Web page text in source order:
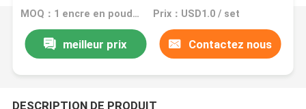
câble et la caméra
MOQ：1 encre en poudre bonne profonde d'ensemble Prix：USD1.0 / set
meilleur prix Contactez nous
DESCRIPTION DE PRODUIT